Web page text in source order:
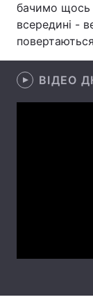
Спорт
Техно і зв'язок
Зброя
Здоров'я
Архів
бачимо щось
всередині -
ВІДЕО